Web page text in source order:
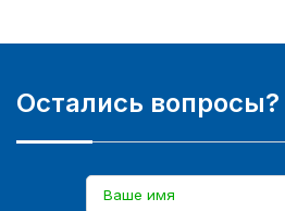
Остались вопросы?